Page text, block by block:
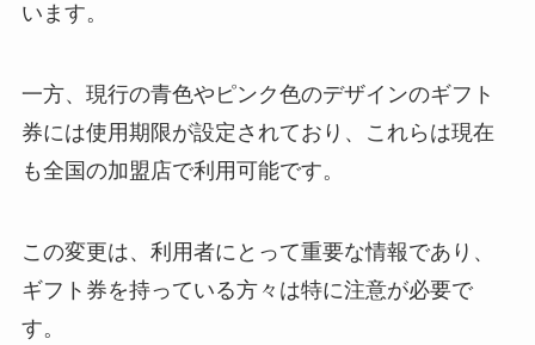
います。
一方、現行の青色やピンク色のデザインのギフト
券には使用期限が設定されており、これらは現在
も全国の加盟店で利用可能です。
この変更は、利用者にとって重要な情報であり、
ギフト券を持っている方々は特に注意が必要で
す。